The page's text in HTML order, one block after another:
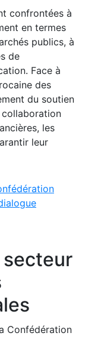
confrontées à
en termes
publics, à
de
Face à
des
du soutien
collaboration
les
leur
Confédération